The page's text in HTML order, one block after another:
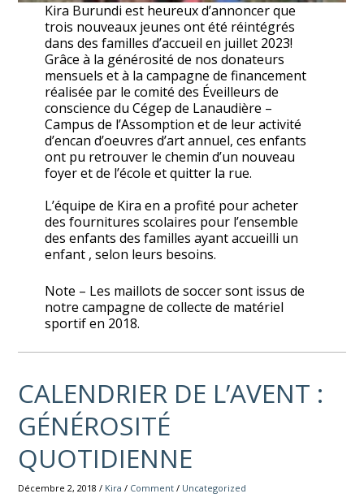
Kira Burundi est heureux d’annoncer que
trois nouveaux jeunes ont été réintégrés
dans des familles d’accueil en juillet 2023!
Grâce à la générosité de nos donateurs
mensuels et à la campagne de financement
réalisée par le comité des Éveilleurs de
conscience du Cégep de Lanaudière –
Campus de l’Assomption et de leur activité
d’encan d’oeuvres d’art annuel, ces enfants
ont pu retrouver le chemin d’un nouveau
foyer et de l’école et quitter la rue.
L’équipe de Kira en a profité pour acheter
des fournitures scolaires pour l’ensemble
des enfants des familles ayant accueilli un
enfant , selon leurs besoins.
Note – Les maillots de soccer sont issus de
notre campagne de collecte de matériel
sportif en 2018.
CALENDRIER DE L’AVENT :
GÉNÉROSITÉ
QUOTIDIENNE
Décembre 2, 2018 / Kira / Comment / Uncategorized